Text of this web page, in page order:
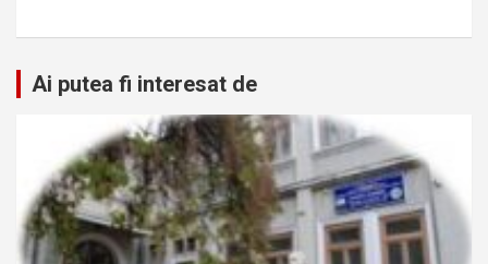
Ai putea fi interesat de